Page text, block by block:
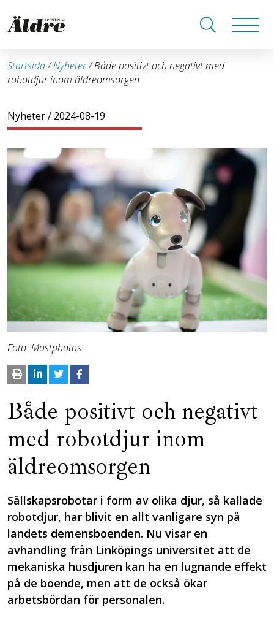
Startsida/Nyheter/Både positivt och negativt med
robotdjur inom äldreomsorgen
Nyheter/ 2024-08-19
Foto: Mostphotos
Både positivt och negativt
med robotdjur inom
äldreomsorgen
Sällskapsrobotar i form av olika djur, så kallade
robotdjur, har blivit en allt vanligare syn på
landets demensboenden. Nu visar en
avhandling från Linköpings universitet att de
mekaniska husdjuren kan ha en lugnande effekt
på de boende, men att de också ökar
arbetsbördan för personalen.